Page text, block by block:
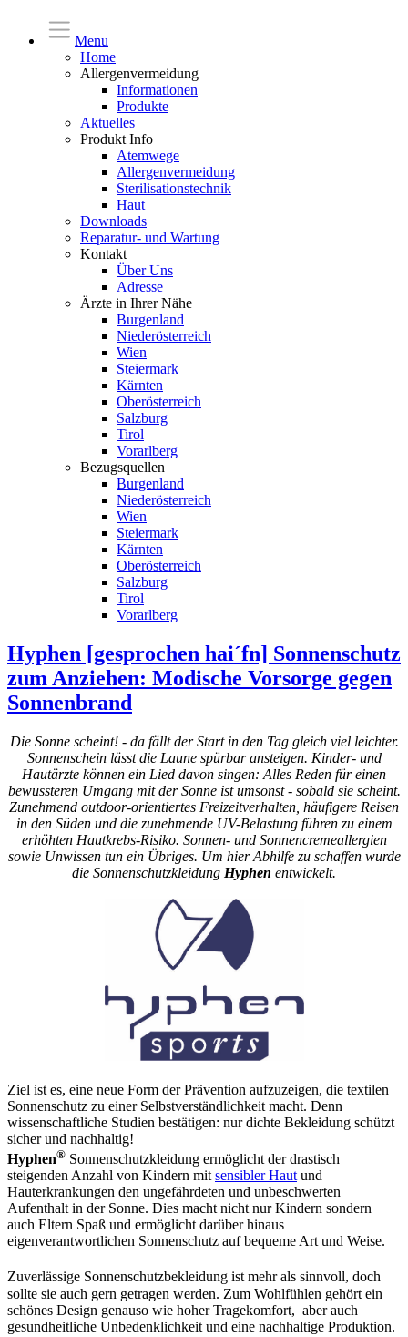
Menu
Home
Allergenvermeidung
Informationen
Produkte
Aktuelles
Produkt Info
Atemwege
Allergenvermeidung
Sterilisationstechnik
Haut
Downloads
Reparatur- und Wartung
Kontakt
Über Uns
Adresse
Ärzte in Ihrer Nähe
Burgenland
Niederösterreich
Wien
Steiermark
Kärnten
Oberösterreich
Salzburg
Tirol
Vorarlberg
Bezugsquellen
Burgenland
Niederösterreich
Wien
Steiermark
Kärnten
Oberösterreich
Salzburg
Tirol
Vorarlberg
Hyphen [gesprochen hai´fn] Sonnenschutz
zum Anziehen: Modische Vorsorge gegen
Sonnenbrand
Die Sonne scheint! - da fällt der Start in den Tag gleich viel leichter.
Sonnenschein lässt die Laune spürbar ansteigen. Kinder- und
Hautärzte können ein Lied davon singen: Alles Reden für einen
bewussteren Umgang mit der Sonne ist umsonst - sobald sie scheint.
Zunehmend outdoor-orientiertes Freizeitverhalten, häufigere Reisen
in den Süden und die zunehmende UV-Belastung führen zu einem
erhöhten Hautkrebs-Risiko. Sonnen- und Sonnencremeallergien
sowie Unwissen tun ein Übriges. Um hier Abhilfe zu schaffen wurde
die Sonnenschutzkleidung Hyphen entwickelt.
Ziel ist es, eine neue Form der Prävention aufzuzeigen, die textilen
Sonnenschutz zu einer Selbstverständlichkeit macht. Denn
wissenschaftliche Studien bestätigen: nur dichte Bekleidung schützt
sicher und nachhaltig!
Hyphen® Sonnenschutzkleidung ermöglicht der drastisch
steigenden Anzahl von Kindern mit sensibler Haut und
Hauterkrankungen den ungefährdeten und unbeschwerten
Aufenthalt in der Sonne. Dies macht nicht nur Kindern sondern
auch Eltern Spaß und ermöglicht darüber hinaus
eigenverantwortlichen Sonnenschutz auf bequeme Art und Weise.
Zuverlässige Sonnenschutzbekleidung ist mehr als sinnvoll, dochﾠ
sollte sie auch gern getragen werden. Zum Wohlfühlen gehört ein
schönes Design genauso wie hoher Tragekomfort, aber auch
gesundheitliche Unbedenklichkeit und eine nachhaltige Produktion.